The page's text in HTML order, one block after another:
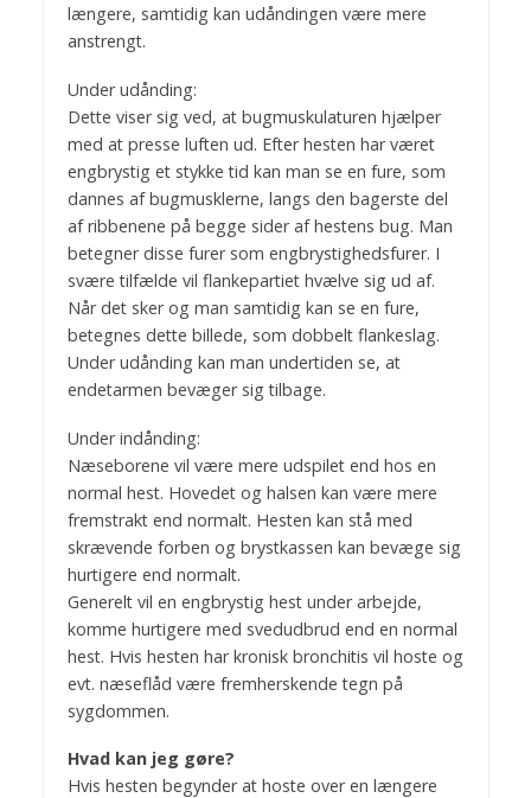
længere, samtidig kan udåndingen være mere
anstrengt.
Under udånding:
Dette viser sig ved, at bugmuskulaturen hjælper
med at presse luften ud. Efter hesten har været
engbrystig et stykke tid kan man se en fure, som
dannes af bugmusklerne, langs den bagerste del
af ribbenene på begge sider af hestens bug. Man
betegner disse furer som engbrystighedsfurer. I
svære tilfælde vil flankepartiet hvælve sig ud af.
Når det sker og man samtidig kan se en fure,
betegnes dette billede, som dobbelt flankeslag.
Under udånding kan man undertiden se, at
endetarmen bevæger sig tilbage.
Under indånding:
Næseborene vil være mere udspilet end hos en
normal hest. Hovedet og halsen kan være mere
fremstrakt end normalt. Hesten kan stå med
skrævende forben og brystkassen kan bevæge sig
hurtigere end normalt.
Generelt vil en engbrystig hest under arbejde,
komme hurtigere med svedudbrud end en normal
hest. Hvis hesten har kronisk bronchitis vil hoste og
evt. næseflåd være fremherskende tegn på
sygdommen.
Hvad kan jeg gøre?
Hvis hesten begynder at hoste over en længere